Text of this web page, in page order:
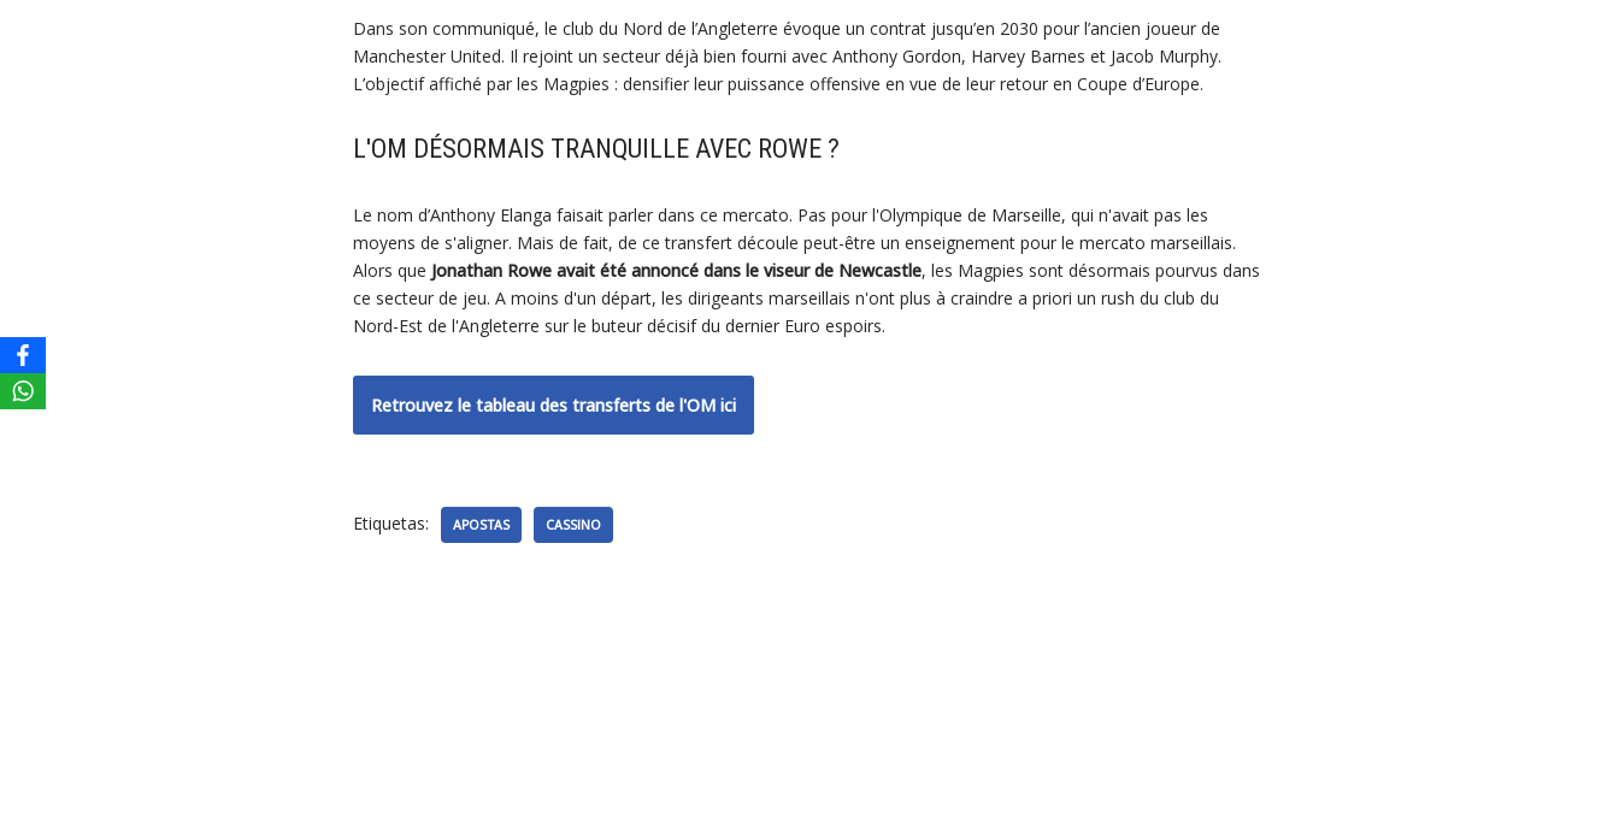
Dans son communiqué, le club du Nord de l’Angleterre évoque un contrat jusqu’en 2030 pour l’ancien joueur de
Manchester United. Il rejoint un secteur déjà bien fourni avec Anthony Gordon, Harvey Barnes et Jacob Murphy.
L’objectif affiché par les Magpies : densifier leur puissance offensive en vue de leur retour en Coupe d’Europe.
L'OM DÉSORMAIS TRANQUILLE AVEC ROWE ?
Le nom d’Anthony Elanga faisait parler dans ce mercato. Pas pour l'Olympique de Marseille, qui n'avait pas les
moyens de s'aligner. Mais de fait, de ce transfert découle peut-être un enseignement pour le mercato marseillais.
Alors que Jonathan Rowe avait été annoncé dans le viseur de Newcastle, les Magpies sont désormais pourvus dans
ce secteur de jeu. A moins d'un départ, les dirigeants marseillais n'ont plus à craindre a priori un rush du club du
Nord-Est de l'Angleterre sur le buteur décisif du dernier Euro espoirs.
Retrouvez le tableau des transferts de l'OM ici
Etiquetas: APOSTAS CASSINO